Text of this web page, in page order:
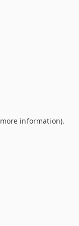
information).